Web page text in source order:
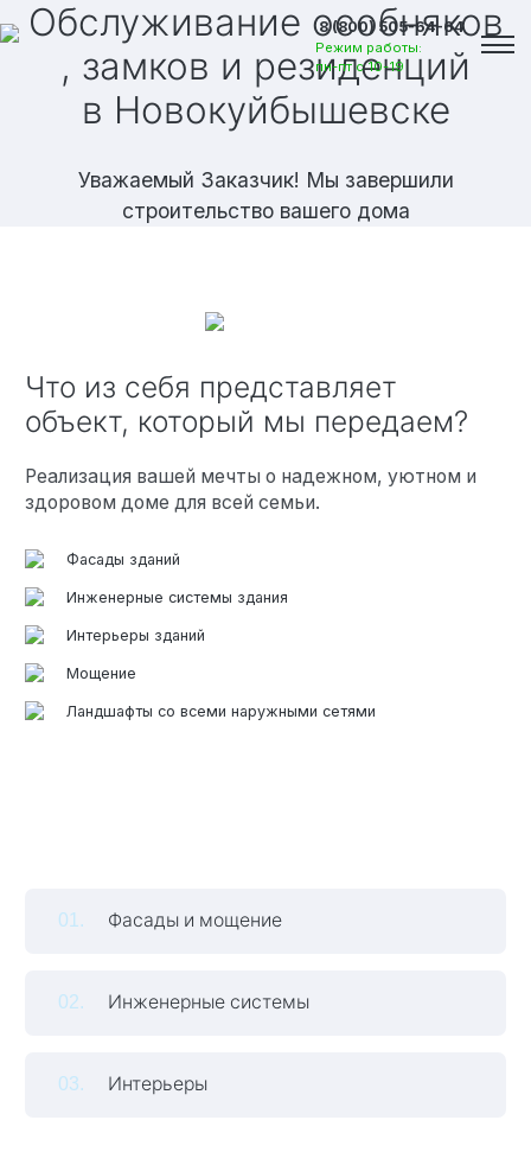
8 (800) 505-64-64
Режим работы:
пн-пт с 10-19
Вакансии
Элитные «Здоровые дома»
Дома Бизнес-класса
Облицовка фасада
Пожизненное обслуживание
Обслуживание особняков
, замков и резиденций
в Новокуйбышевске
Уважаемый Заказчик! Мы завершили
строительство вашего дома
Что из себя представляет
объект, который мы передаем?
Реализация вашей мечты о надежном, уютном и
здоровом доме для всей семьи.
Фасады зданий
Инженерные системы здания
Интерьеры зданий
Мощение
Ландшафты со всеми наружными сетями
Фасады и мощение
Инженерные системы
Интерьеры